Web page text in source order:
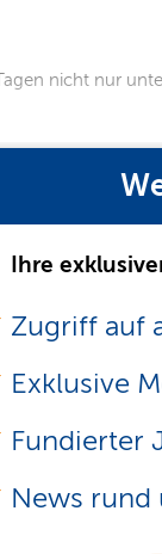
nicht nur
Ihre
Zugriff auf
Exklusive
Fundierter
News rund